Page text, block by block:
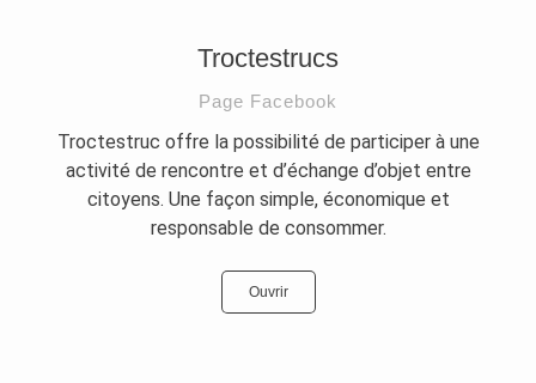
Troctestrucs
Page Facebook
Troctestruc offre la possibilité de participer à une
activité de rencontre et d’échange d’objet entre
citoyens. Une façon simple, économique et
responsable de consommer.
Ouvrir